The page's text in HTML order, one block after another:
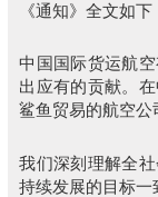
《通知》全文如下
中国国际货运航
出应有的贡献。
鲨鱼贸易的航空公
我们深刻理解全
持续发展的目标一